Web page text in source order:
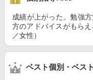
成績が上がった。勉強
方のアドバイスがもら
／女性）
ベスト個別・ベス